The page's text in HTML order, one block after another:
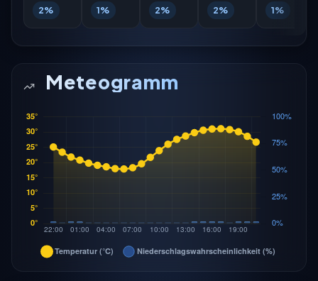
2% 1% 2% 2% 1%
Meteogramm